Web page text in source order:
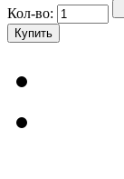
Кол-во: